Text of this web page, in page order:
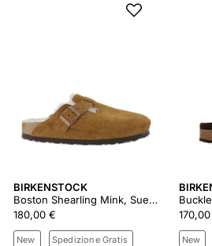
BIRKENSTOCK
Boston Shearling Mink, Suede Leather
180,00 €
New Spedizione Gratis New